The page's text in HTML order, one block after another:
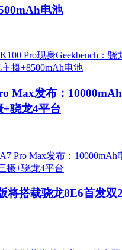
电池
Max发布：
+骁龙4平台
将搭载骁龙8E6首发双